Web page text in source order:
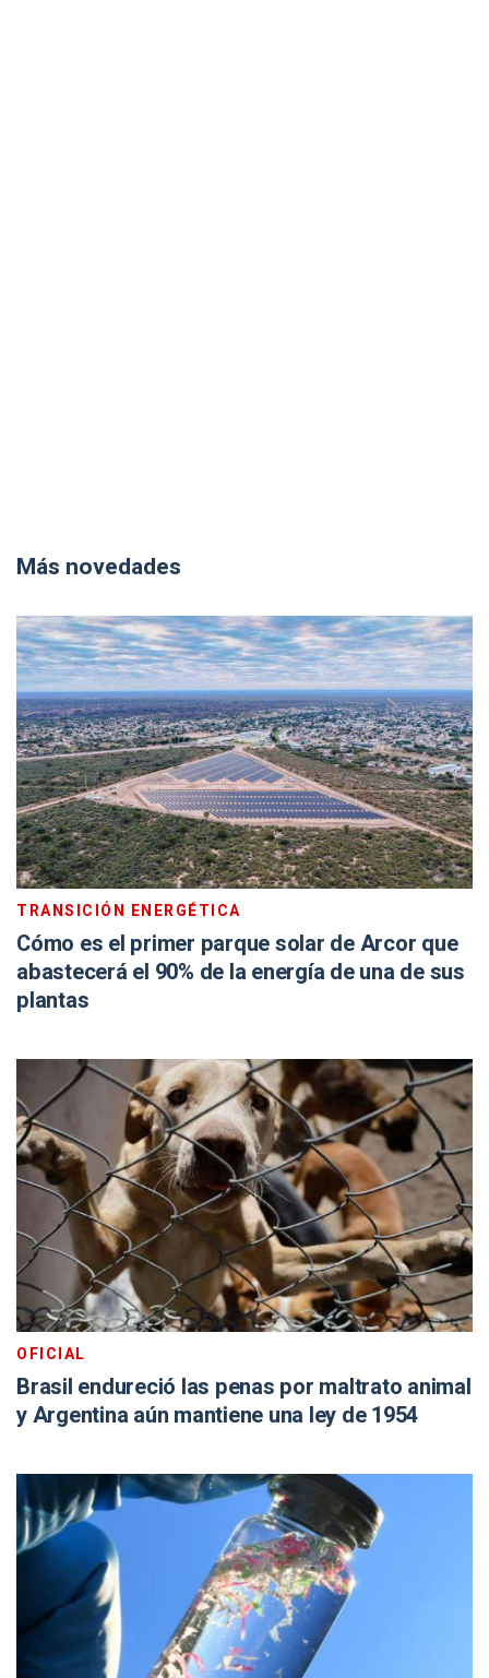
Más novedades
TRANSICIÓN ENERGÉTICA
Cómo es el primer parque solar de Arcor que
abastecerá el 90% de la energía de una de sus
plantas
OFICIAL
Brasil endureció las penas por maltrato animal
y Argentina aún mantiene una ley de 1954